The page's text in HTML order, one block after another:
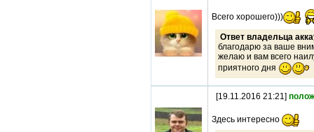
Всего хорошего)))
Ответ владельца
благодарю за ваше
желаю и вам всего
приятного дня
[19.11.2016 21:21]
Здесь интересно